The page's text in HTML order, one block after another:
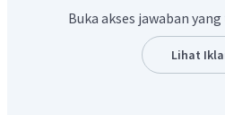
maka
Buka akses jawaban
Lihat